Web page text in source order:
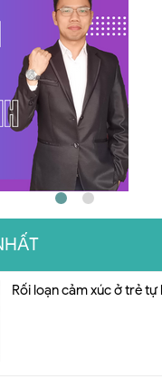
Rối loạn cảm xúc ở trẻ tự